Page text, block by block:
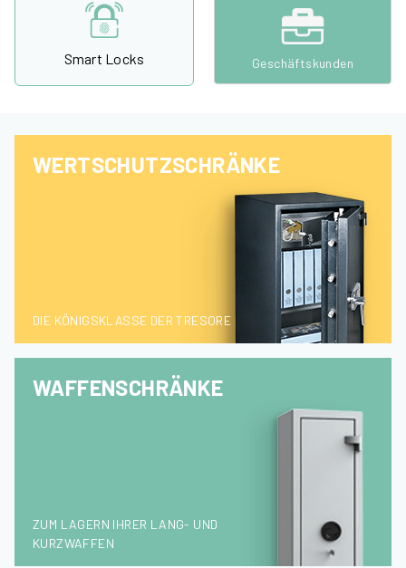
Smart Locks Geschäftskunden
WERTSCHUTZSCHRÄNKE
DIE KÖNIGSKLASSE DER TRESORE
WAFFENSCHRÄNKE
ZUM LAGERN IHRER LANG- UND
KURZWAFFEN